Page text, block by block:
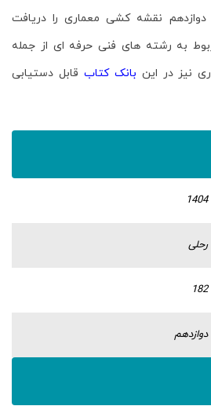
دوازدهم نقشه کشی معماری را دریافت
به رشته های فنی حرفه ای از جمله
نیز در این بانک کتاب قابل دستیابی
1404
رحلی
182
دوازدهم